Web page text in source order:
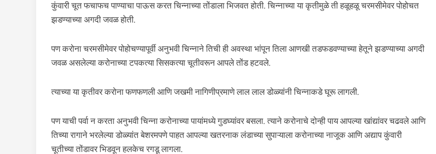
कुंवारी चूत फचाफच पाण्याचा पाऊस करत चिन्नाच्या तोंडाला भिजवत होती. चिन्नाच्या या कृतीमुळे ती हळूहळू चरमसीमेवर पोहोचत
झडण्याच्या अगदी जवळ होती.
पण करोना चरमसीमेवर पोहोचण्यापूर्वी अनुभवी चिन्नाने तिची ही अवस्था भांपून तिला आणखी तडफडवण्याच्या हेतूने झडण्याच्या अगदी
जवळ असलेल्या करोनाच्या टपकत्या सिसकत्या चूतीवरून आपले तोंड हटवले.
त्याच्या या कृतीवर करोना फणफणली आणि जखमी नागिणीप्रमाणे लाल लाल डोळ्यांनी चिन्नाकडे घूरू लागली.
पण याची पर्वा न करता अनुभवी चिन्ना करोनाच्या पायांमध्ये गुडघ्यांवर बसला. त्याने करोनाचे दोन्ही पाय आपल्या खांद्यांवर चढवले आणि
तिच्या रागाने भरलेल्या डोळ्यांत बेशरमपणे पाहत आपल्या खतरनाक लंडाच्या सुपाऱ्याला करोनाच्या नाजूक आणि अद्याप कुंवारी
चूतीच्या तोंडावर भिडवून हलकेच रगडू लागला.